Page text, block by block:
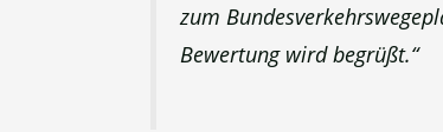
zum
Bewertung wird begrüßt.“